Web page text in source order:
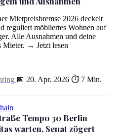
5 neue Regeln und Ausnahmen
Mietpreisbremse 2026 deckelt
reguliert möbliertes Wohnen auf
Alle Ausnahmen und deine
Mieter. → Jetzt lesen
📅 20. Apr. 2026 ⏱ 7 Min.
Tempo 30 Berlin
warten, Senat zögert